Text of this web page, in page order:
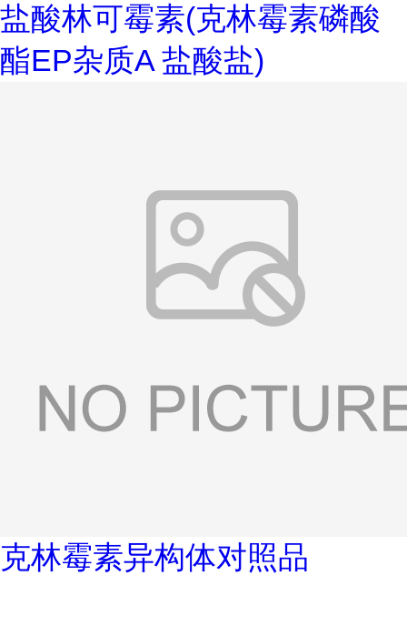
盐酸林可霉素(克林霉素磷酸
酯EP杂质A 盐酸盐)
克林霉素异构体对照品